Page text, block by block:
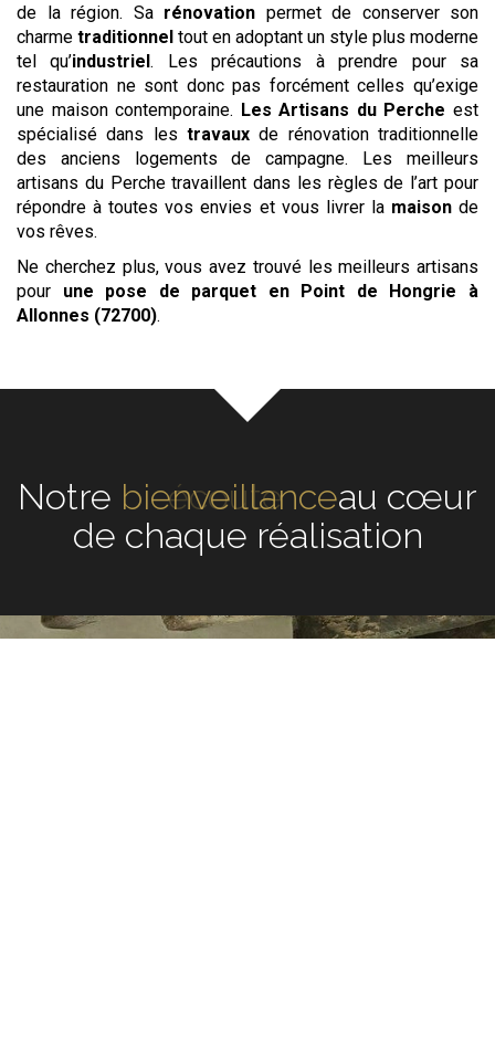
de la région. Sa rénovation permet de conserver son
charme traditionnel tout en adoptant un style plus moderne
tel qu’industriel. Les précautions à prendre pour sa
restauration ne sont donc pas forcément celles qu’exige
une maison contemporaine. Les Artisans du Perche est
spécialisé dans les travaux de rénovation traditionnelle
des anciens logements de campagne. Les meilleurs
artisans du Perche travaillent dans les règles de l’art pour
répondre à toutes vos envies et vous livrer la maisonde
vos rêves.
Ne cherchez plus, vous avez trouvé les meilleurs artisans
pour une pose de parquet en Point de Hongrie
à
Allonnes (72700).
Notreécouteau cœur de
chaque réalisation